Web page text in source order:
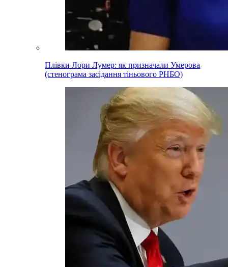
Плівки Лори Лумер: як призначали Умерова
(стенограма засідання тіньового РНБО)